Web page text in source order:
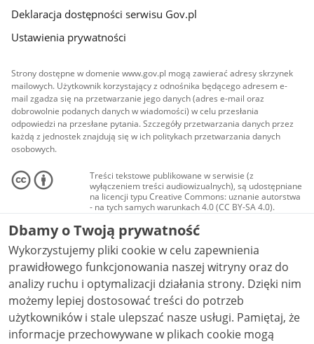
Deklaracja dostępności serwisu Gov.pl
Ustawienia prywatności
Strony dostępne w domenie www.gov.pl mogą zawierać adresy skrzynek
mailowych. Użytkownik korzystający z odnośnika będącego adresem e-
mail zgadza się na przetwarzanie jego danych (adres e-mail oraz
dobrowolnie podanych danych w wiadomości) w celu przesłania
odpowiedzi na przesłane pytania. Szczegóły przetwarzania danych przez
każdą z jednostek znajdują się w ich politykach przetwarzania danych
osobowych.
Treści tekstowe publikowane w serwisie (z
wyłączeniem treści audiowizualnych), są udostępniane
na licencji typu Creative Commons: uznanie autorstwa
- na tych samych warunkach 4.0 (CC BY-SA 4.0).
Materiały audiowizualne, w tym zdjęcia, materiały
audio i wideo, są udostępniane na licencji typu
Creative Commons: uznanie autorstwa użycie
niekomercyjne - bez utworów zależnych 4.0 (CC BY-
NC-ND 4.0), o ile nie jest to stwierdzone inaczej.
Dbamy o Twoją prywatność
Wykorzystujemy pliki cookie w celu zapewnienia
prawidłowego funkcjonowania naszej witryny oraz do
analizy ruchu i optymalizacji działania strony. Dzięki nim
możemy lepiej dostosować treści do potrzeb
użytkowników i stale ulepszać nasze usługi. Pamiętaj, że
informacje przechowywane w plikach cookie mogą